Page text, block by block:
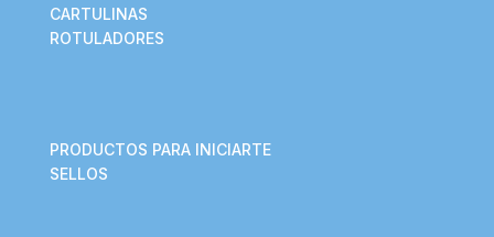
CARTULINAS
ROTULADORES
PRODUCTOS PARA INICIARTE
SELLOS